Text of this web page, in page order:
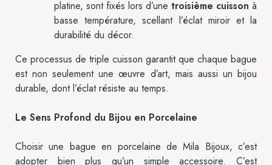
platine, sont fixés lors d’une troisième cuisson à
basse température, scellant l’éclat miroir et la
durabilité du décor.
Ce processus de triple cuisson garantit que chaque bague
est non seulement une œuvre d’art, mais aussi un bijou
durable, dont l’éclat résiste au temps.
Le Sens Profond du Bijou en Porcelaine
Choisir une bague en porcelaine de Mila Bijoux, c’est
adopter bien plus qu’un simple accessoire. C’est